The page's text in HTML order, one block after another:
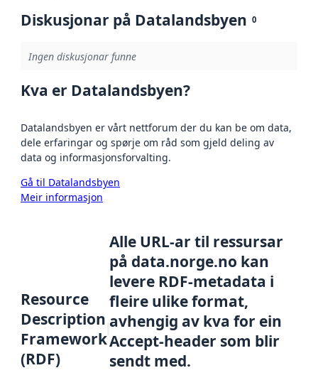
Diskusjonar på Datalandsbyen 0
Ingen diskusjonar funne
Kva er Datalandsbyen?
Datalandsbyen er vårt nettforum der du kan be om data,
dele erfaringar og spørje om råd som gjeld deling av
data og informasjonsforvalting.
Gå til Datalandsbyen
Meir informasjon
Resource
Description
Framework
(RDF)
Alle URL-ar til ressursar
på data.norge.no kan
levere RDF-metadata i
fleire ulike format,
avhengig av kva for ein
Accept-header som blir
sendt med.